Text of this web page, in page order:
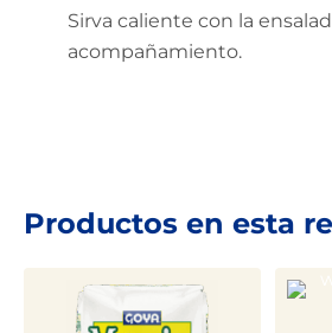
Sirva caliente con la
acompañamiento.
Productos en esta